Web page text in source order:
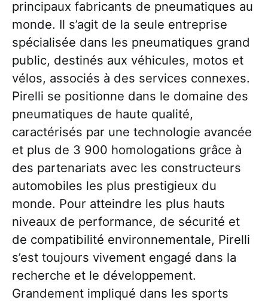
principaux fabricants de pneumatiques au
monde. Il s’agit de la seule entreprise
spécialisée dans les pneumatiques grand
public, destinés aux véhicules, motos et
vélos, associés à des services connexes.
Pirelli se positionne dans le domaine des
pneumatiques de haute qualité,
caractérisés par une technologie avancée
et plus de 3 900 homologations grâce à
des partenariats avec les constructeurs
automobiles les plus prestigieux du
monde. Pour atteindre les plus hauts
niveaux de performance, de sécurité et
de compatibilité environnementale, Pirelli
s’est toujours vivement engagé dans la
recherche et le développement.
Grandement impliqué dans les sports